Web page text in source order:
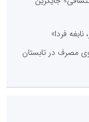
فردا»
مصرف در تابستان